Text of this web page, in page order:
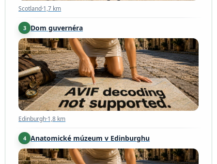
Scotland·1,7 km
3 Dom guvernéra
Edinburgh·1,8 km
Edinburgh·1,8 km
4 Anatomické múzeum v Edinburghu
Scotland·1,8 km